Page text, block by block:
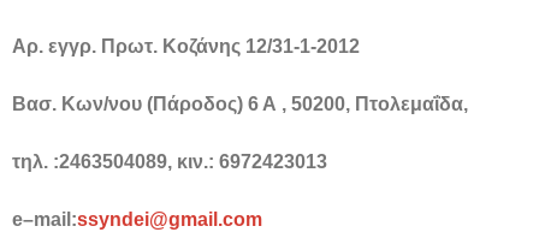
Αρ. εγγρ. Πρωτ. Κοζάνης 12/31-1-2012
Βασ. Κων/νου (Πάροδος) 6 Α , 50200, Πτολεμαΐδα,
τηλ. :2463504089, κιν.: 6972423013
e–mail :ssyndei@gmail .com